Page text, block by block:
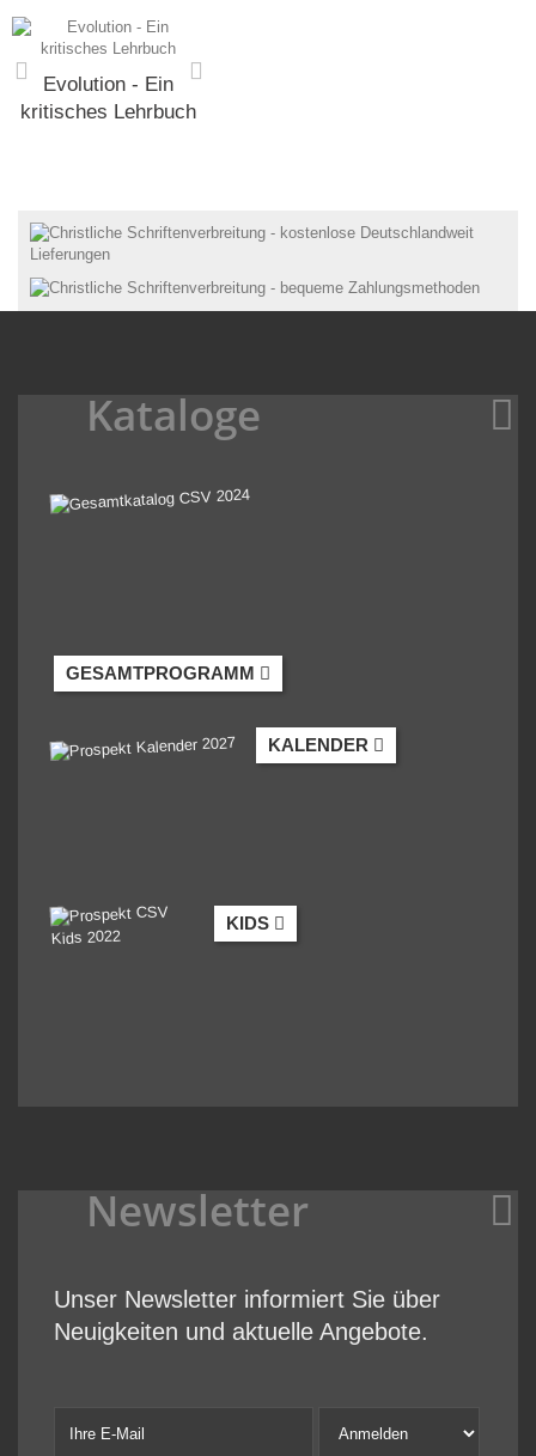
Evolution - Ein
kritisches Lehrbuch
Kataloge
GESAMTPROGRAMM
KALENDER
KIDS
Newsletter
Unser Newsletter informiert Sie über
Neuigkeiten und aktuelle Angebote.